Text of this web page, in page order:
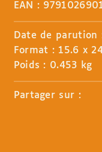
EAN :
Date de parution
Format : 15.6 x
Poids : 0.453 kg
Partager sur :